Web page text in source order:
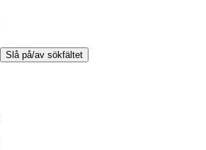
Slå på/av sökfältet